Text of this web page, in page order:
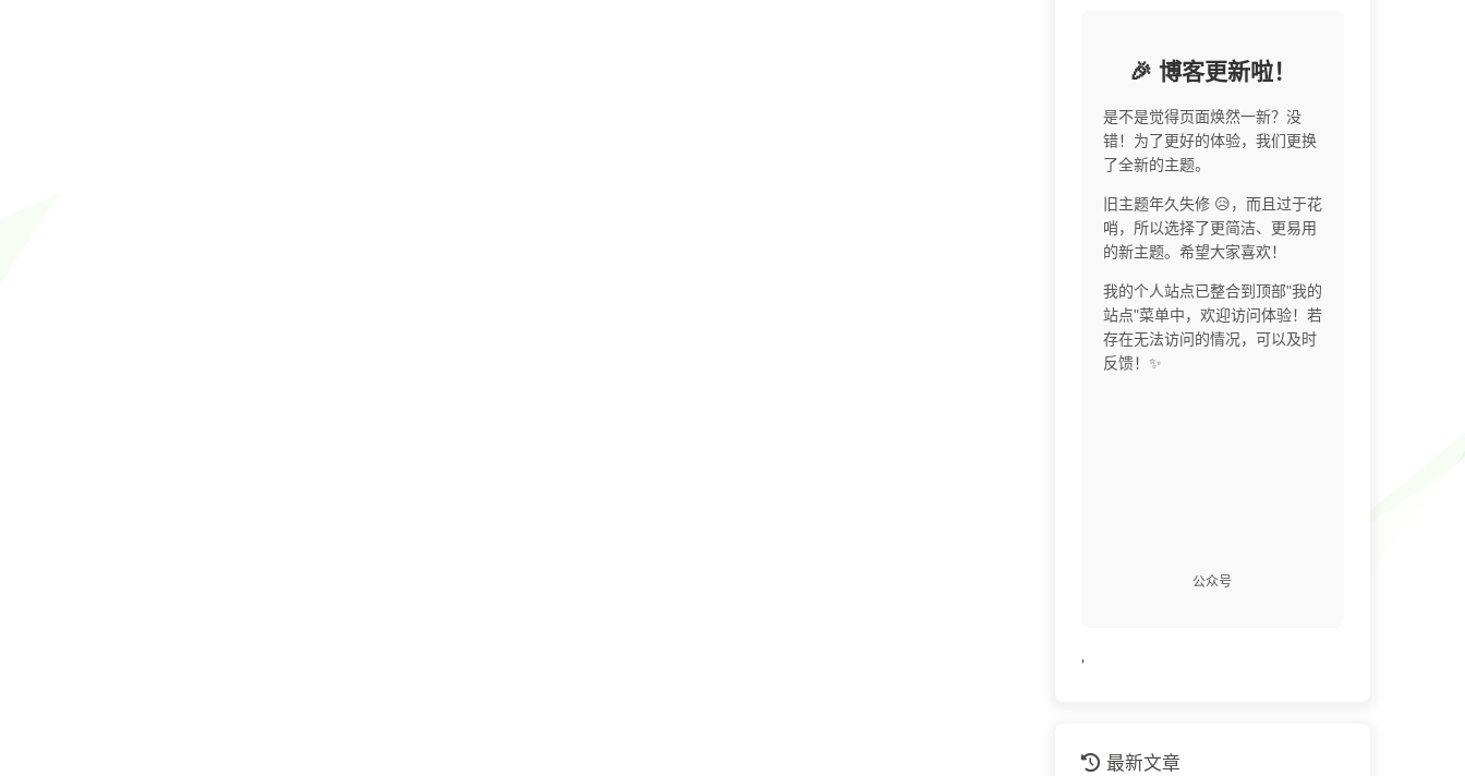
🎉 博客更新啦！
是不是觉得页面焕然一新？没
错！为了更好的体验，我们更换
了全新的主题。
旧主题年久失修 😥，而且过于花
哨，所以选择了更简洁、更易用
的新主题。希望大家喜欢！
我的个人站点已整合到顶部"我的
站点"菜单中，欢迎访问体验！若
存在无法访问的情况，可以及时
反馈！✨
公众号
'
最新文章